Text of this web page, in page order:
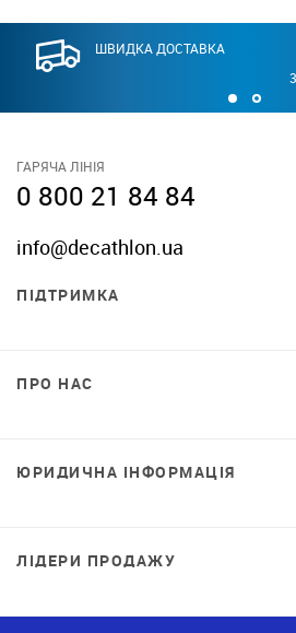
ШВИДКА ДОСТАВКА
ГАРЯЧА ЛІНІЯ
0 800 21 84 84
info@decathlon.ua
ПІДТРИМКА
ПРО НАС
ЮРИДИЧНА ІНФОРМАЦІЯ
ЛІДЕРИ ПРОДАЖУ